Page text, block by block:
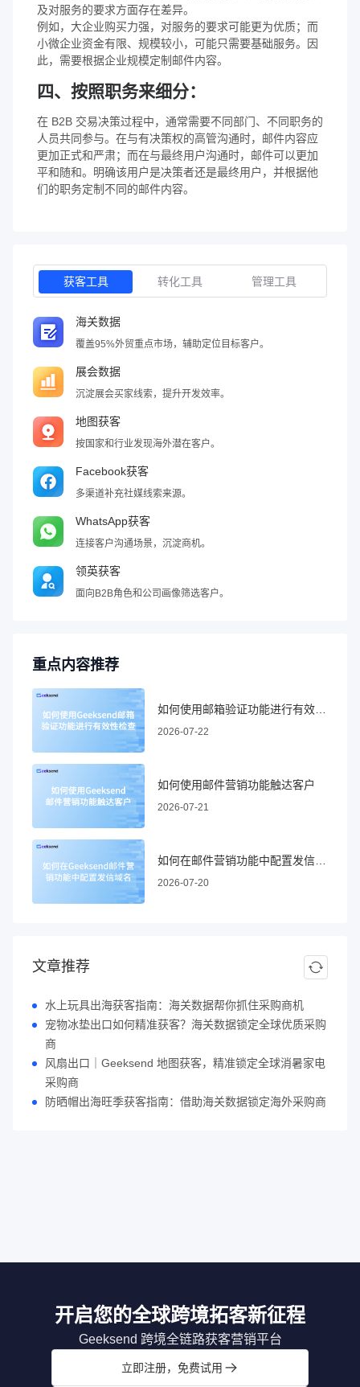
及对服务的要求方面存在差异。
例如，大企业购买力强，对服务的要求可能更为优质；而
小微企业资金有限、规模较小，可能只需要基础服务。因
此，需要根据企业规模定制邮件内容。
四、按照职务来细分：
在 B2B 交易决策过程中，通常需要不同部门、不同职务的
人员共同参与。在与有决策权的高管沟通时，邮件内容应
更加正式和严肃；而在与最终用户沟通时，邮件可以更加
平和随和。明确该用户是决策者还是最终用户，并根据他
们的职务定制不同的邮件内容。
获客工具 转化工具 管理工具
海关数据
覆盖95%外贸重点市场，辅助定位目标客户。
展会数据
沉淀展会买家线索，提升开发效率。
地图获客
按国家和行业发现海外潜在客户。
Facebook获客
多渠道补充社媒线索来源。
WhatsApp获客
连接客户沟通场景，沉淀商机。
领英获客
面向B2B角色和公司画像筛选客户。
重点内容推荐
2026-07-22
如何使用邮件营销功能触达客户
2026-07-21
2026-07-20
文章推荐
水上玩具出海获客指南：海关数据帮你抓住采购商机
宠物冰垫出口如何精准获客？海关数据锁定全球优质采购
商
风扇出口｜Geeksend 地图获客，精准锁定全球消暑家电
采购商
防晒帽出海旺季获客指南：借助海关数据锁定海外采购商
开启您的全球跨境拓客新征程
Geeksend 跨境全链路获客营销平台
立即注册，免费试用